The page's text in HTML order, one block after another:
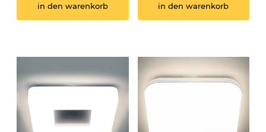
in den warenkorb in den warenkorb